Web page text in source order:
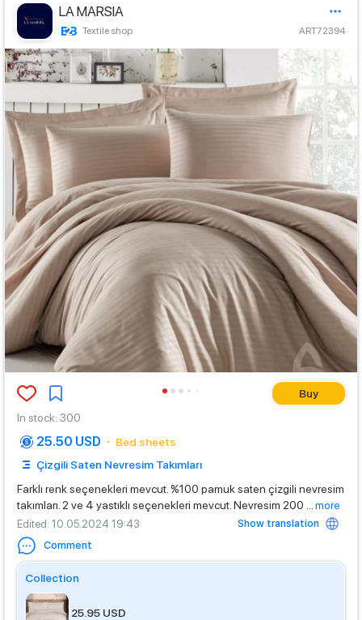
LA MARSIA
Textile shop ART72394
Buy
In stock: 300
25.50 USD
Bed sheets
Çizgili Saten Nevresim Takımları
Farklı renk seçenekleri mevcut. %100 pamuk saten çizgili nevresim
takımları. 2 ve 4 yastıklı seçenekleri mevcut. Nevresim 200
more
Edited: 10.05.2024 19:43
Show translation
Comment
Collection
25.95 USD